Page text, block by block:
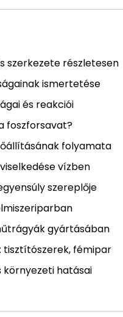
szerkezete részletesen
ismertetése
és reakciói
foszforsavat?
folyamata
vízben
szereplője
gyártásában
tisztítószerek, fémipar
környezeti hatásai